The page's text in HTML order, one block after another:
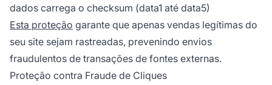
dados carrega o checksum (data1 até data5)
Esta proteção garante que apenas vendas legítimas do
seu site sejam rastreadas, prevenindo envios
fraudulentos de transações de fontes externas.
Proteção contra Fraude de Cliques